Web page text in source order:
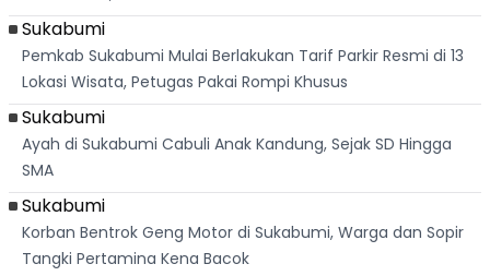
Sukabumi
Pemkab Sukabumi Mulai Berlakukan Tarif Parkir Resmi di 13
Lokasi Wisata, Petugas Pakai Rompi Khusus
Sukabumi
Ayah di Sukabumi Cabuli Anak Kandung, Sejak SD Hingga
SMA
Sukabumi
Korban Bentrok Geng Motor di Sukabumi, Warga dan Sopir
Tangki Pertamina Kena Bacok